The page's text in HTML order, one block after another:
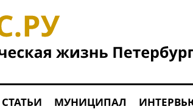
СТАТЬИ МУНИЦИПАЛ